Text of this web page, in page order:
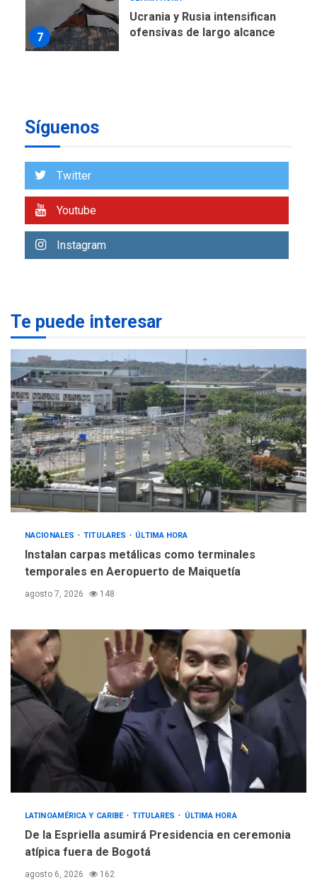
1
Instalan carpas metálicas
como terminales
2
3
monitorear proceso de
4
nueva mesa de diálogo
5
INTERNACIONALES
Hiroshima 81 años de la
debacle atómica. Japón
debate principios no
nucleares
Síguenos
Twitter
Youtube
Instagram
Te puede interesar
NACIONALES TITULARES ÚLTIMA HORA
Instalan carpas metálicas como terminales
temporales en Aeropuerto de Maiquetía
agosto 7, 2026 148
LATINOAMÉRICA Y CARIBE TITULARES ÚLTIMA HORA
De la Espriella asumirá Presidencia en ceremonia
atípica fuera de Bogotá
agosto 6, 2026 162